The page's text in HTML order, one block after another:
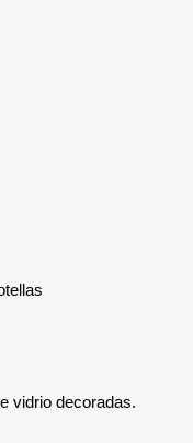
vidrio decoradas.